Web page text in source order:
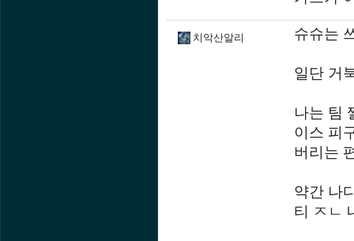
치악산알리 슈슈는
일단 거
나는 팀
이스 피
버리는
약간 나
티 ㅈㄴ